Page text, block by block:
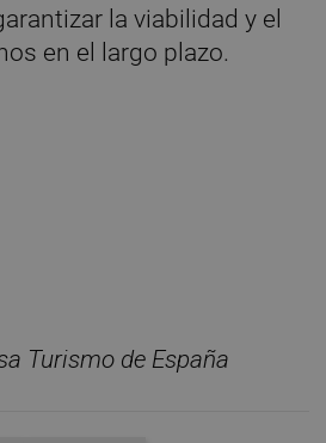
la viabilidad y el
en el largo plazo.
Turismo de España